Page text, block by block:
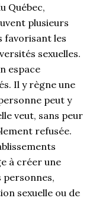
Québec,
plusieurs
favorisant les
sexuelles.
espace
Il y règne une
peut y
veut, sans peur
refusée.
à créer une
personnes,
sexuelle ou de